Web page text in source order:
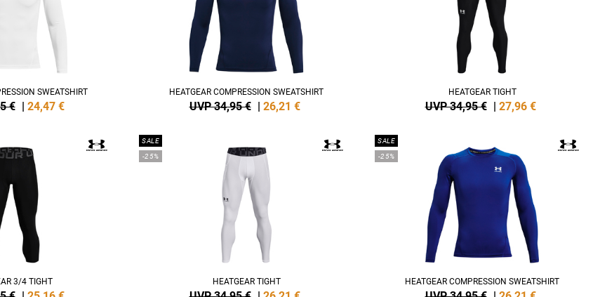
SWEATSHIRT
€ | 24,47 €
HEATGEAR COMPRESSION SWEATSHIRT
UVP 34,95 € | 26,21 €
HEATGEAR TIGHT
UVP 34,95 € | 27,96 €
3/4 TIGHT
SALE
-25%
HEATGEAR TIGHT
SALE
-25%
HEATGEAR COMPRESSION SWEATSHIRT